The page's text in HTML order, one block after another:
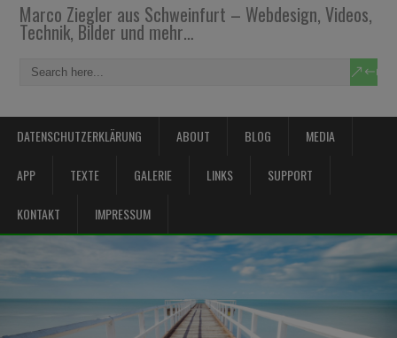
Marco Ziegler aus Schweinfurt – Webdesign, Videos,
Technik, Bilder und mehr…
DATENSCHUTZERKLÄRUNG ABOUT BLOG MEDIA
APP TEXTE GALERIE LINKS SUPPORT
KONTAKT IMPRESSUM